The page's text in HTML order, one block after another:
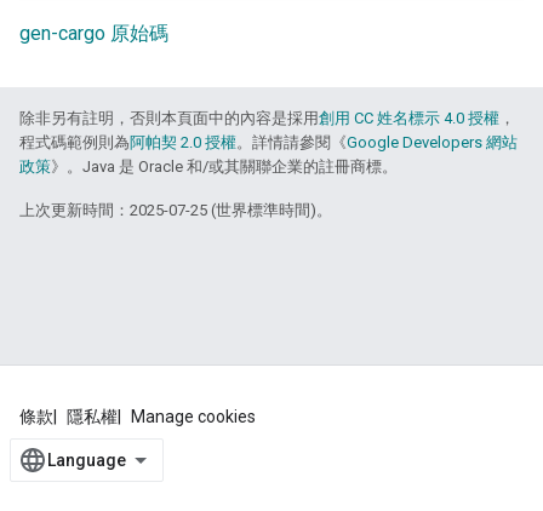
gen-cargo 原始碼
除非另有註明，否則本頁面中的內容是採用創用 CC 姓名標示 4.0 授權 ，
程式碼範例則為阿帕契 2.0 授權。詳情請參閱《Google Developers 網站
政策》。Java 是 Oracle 和/或其關聯企業的註冊商標。
上次更新時間：2025-07-25 (世界標準時間)。
條款 隱私權 Manage cookies